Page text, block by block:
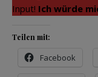
Input! Ich würde
Teilen mit:
Facebook